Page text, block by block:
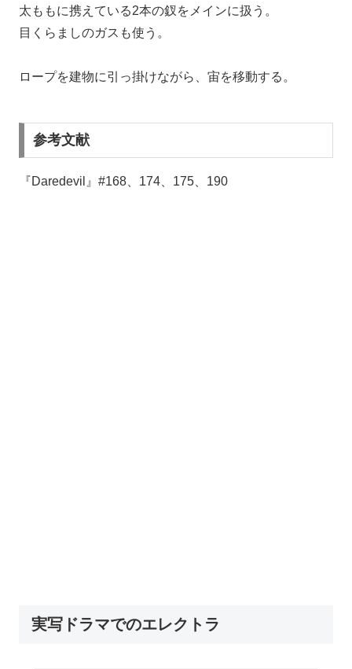
太ももに携えている2本の釵をメインに扱う。
目くらましのガスも使う。
ロープを建物に引っ掛けながら、宙を移動する。
参考文献
『Daredevil』#168、174、175、190
実写ドラマでのエレクトラ